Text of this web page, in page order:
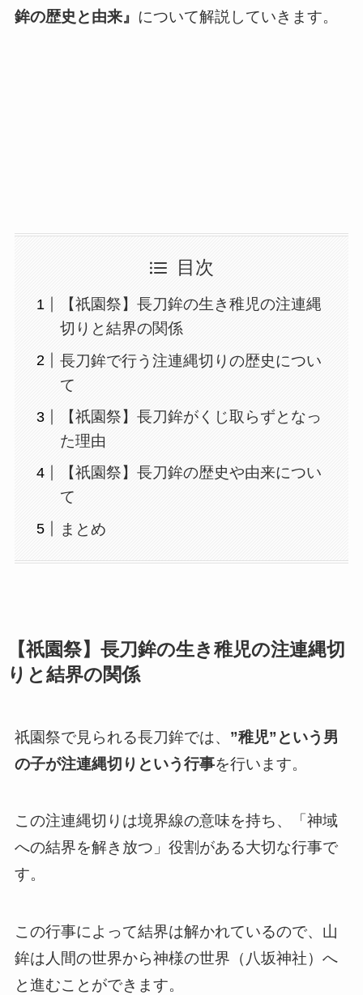
鉾の歴史と由来』 について解説していきます。
目次
【祇園祭】長刀鉾の生き稚児の注連縄
切りと結界の関係
長刀鉾で行う注連縄切りの歴史につい
て
【祇園祭】長刀鉾がくじ取らずとなっ
た理由
【祇園祭】長刀鉾の歴史や由来につい
て
まとめ
【祇園祭】長刀鉾の生き稚児の注連縄切
りと結界の関係
祇園祭で見られる長刀鉾では、 ”稚児”という男
の子が注連縄切りという行事を行います。
この注連縄切りは境界線の意味を持ち、「神域
への結界を解き放つ」役割がある大切な行事で
す。
この行事によって結界は解かれているので、山
鉾は人間の世界から神様の世界（八坂神社）へ
と進むことができます。